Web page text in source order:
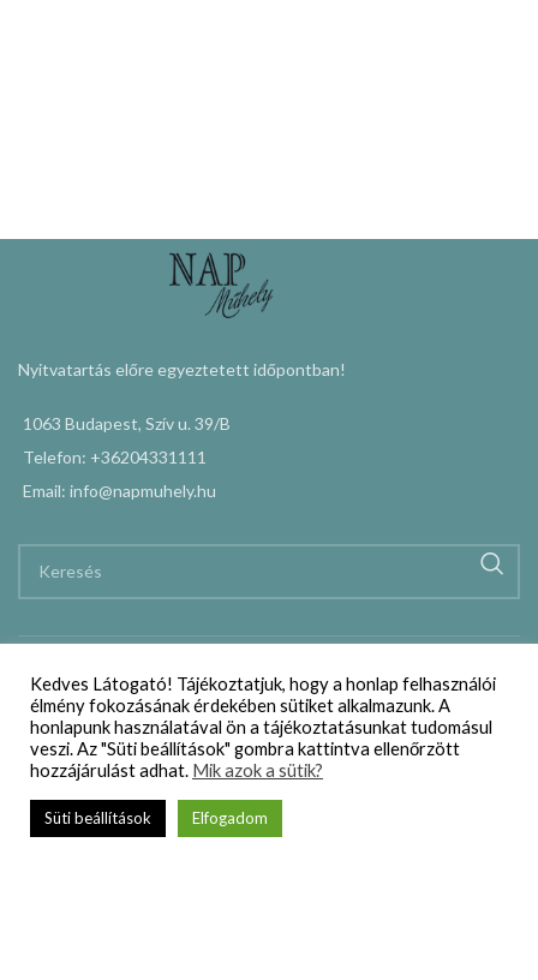
Nyitvatartás előre egyeztetett időpontban!
1063 Budapest, Szív u. 39/B
Telefon: +36204331111
Email: info@napmuhely.hu
Webáruház
Kedves Látogató! Tájékoztatjuk, hogy a honlap felhasználói
élmény fokozásának érdekében sütiket alkalmazunk. A
honlapunk használatával ön a tájékoztatásunkat tudomásul
veszi. Az "Süti beállítások" gombra kattintva ellenőrzött
hozzájárulást adhat. Mik azok a sütik?
Süti beállítások Elfogadom